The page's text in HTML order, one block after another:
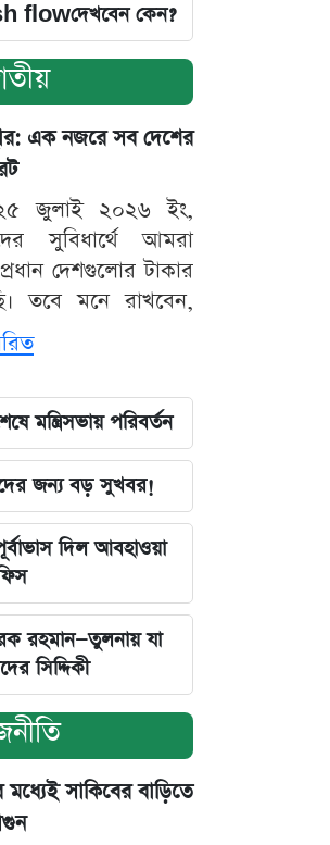
flowদেখবেন কেন?
এক নজরে সব দেশের
জুলাই ২০২৬ ইং,
সুবিধার্থে আমরা
প্রধান দেশগুলোর টাকার
তবে মনে রাখবেন,
মন্ত্রিসভায় পরিবর্তন
জন্য বড় সুখবর!
দিল আবহাওয়া
রহমান—তুলনায় যা
সিদ্দিকী
মধ্যেই সাকিবের বাড়িতে